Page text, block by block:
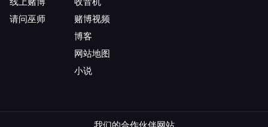
请问巫师
赌博视频
博客
网站地图
小说